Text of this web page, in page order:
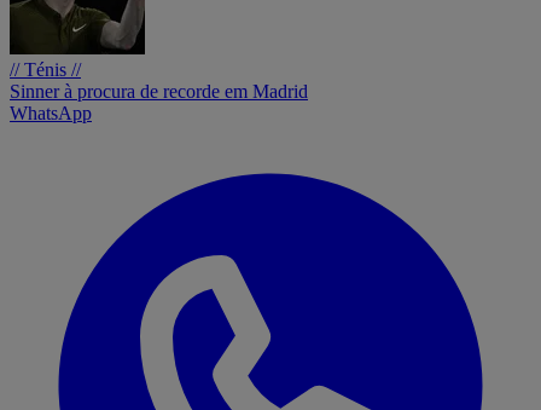
// Ténis //
Sinner à procura de recorde em Madrid
WhatsApp